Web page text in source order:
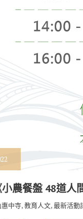
農餐盤 48道人
中寺,教育人文,最新活動